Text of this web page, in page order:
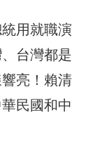
用就職演
台灣都是
亮！賴清
民國和中